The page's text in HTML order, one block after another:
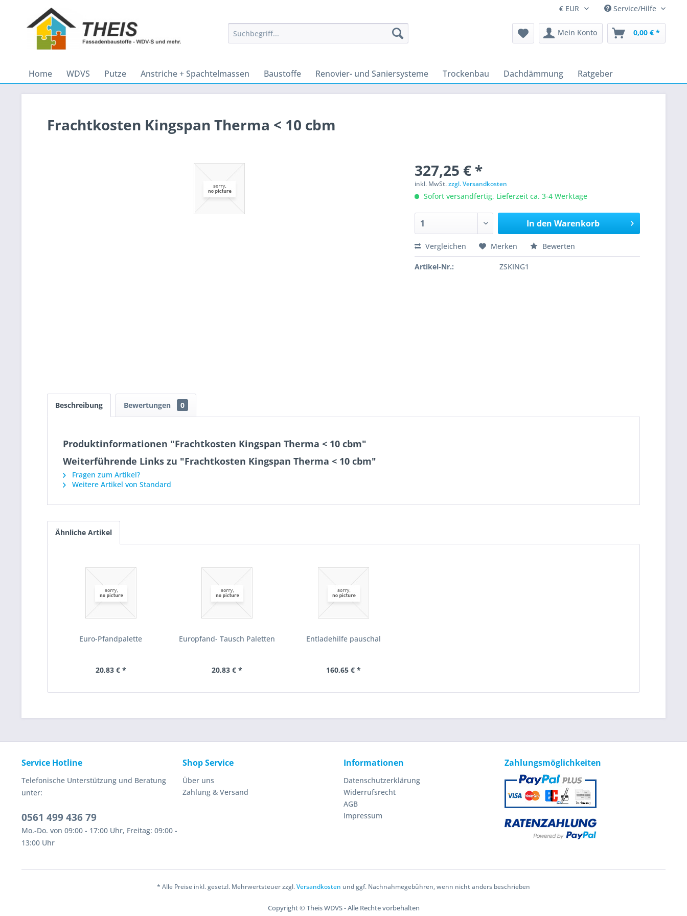
Service/Hilfe
Mein Konto 0,00 € *
Home WDVS Putze Anstriche + Spachtelmassen Baustoffe Renovier- und Saniersysteme Trockenbau Dachdämmung Ratgeber
Frachtkosten Kingspan Therma < 10 cbm
327,25 € *
inkl. MwSt.zzgl. Versandkosten
Sofort versandfertig, Lieferzeit ca. 3-4 Werktage
In den Warenkorb
Vergleichen Merken Bewerten
Artikel-Nr.: ZSKING1
Beschreibung Bewertungen 0
Produktinformationen "Frachtkosten Kingspan Therma < 10 cbm"
Weiterführende Links zu "Frachtkosten Kingspan Therma < 10 cbm"
Fragen zum Artikel?
Weitere Artikel von Standard
Ähnliche Artikel
Euro-Pfandpalette
20,83 € *
Europfand- Tausch Paletten
20,83 € *
Entladehilfe pauschal
160,65 € *
Service Hotline
Telefonische Unterstützung und Beratung
unter:
0561 499 436 79
Mo.-Do. von 09:00 - 17:00 Uhr, Freitag: 09:00 -
13:00 Uhr
Shop Service
Über uns
Zahlung & Versand
Informationen
Datenschutzerklärung
Widerrufsrecht
AGB
Impressum
Zahlungsmöglichkeiten
* Alle Preise inkl. gesetzl. Mehrwertsteuer zzgl.Versandkosten und ggf. Nachnahmegebühren, wenn nicht anders beschrieben
Copyright © Theis WDVS - Alle Rechte vorbehalten